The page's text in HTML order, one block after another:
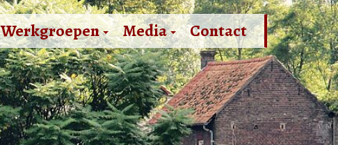
Werkgroepen Media Contact